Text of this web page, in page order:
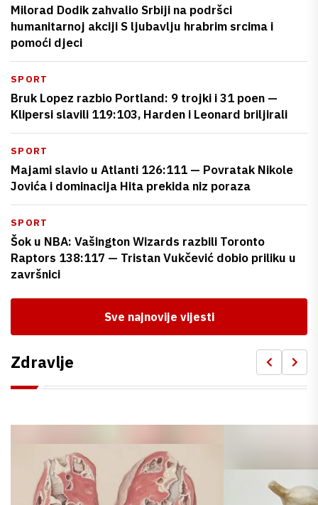
Milorad Dodik zahvalio Srbiji na podršci
humanitarnoj akciji S ljubavlju hrabrim srcima i
pomoći djeci
SPORT
Bruk Lopez razbio Portland: 9 trojki i 31 poen —
Klipersi slavili 119:103, Harden i Leonard briljirali
SPORT
Majami slavio u Atlanti 126:111 — Povratak Nikole
Jovića i dominacija Hita prekida niz poraza
SPORT
Šok u NBA: Vašington Wizards razbili Toronto
Raptors 138:117 — Tristan Vukčević dobio priliku u
završnici
Sve najnovije vijesti
Zdravlje